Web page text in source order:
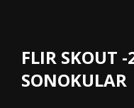
FLІR SKOUT
SONOKULAR